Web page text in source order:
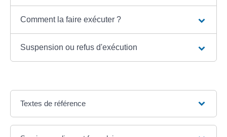
Comment la faire exécuter ?
Suspension ou refus d'exécution
Textes de référence